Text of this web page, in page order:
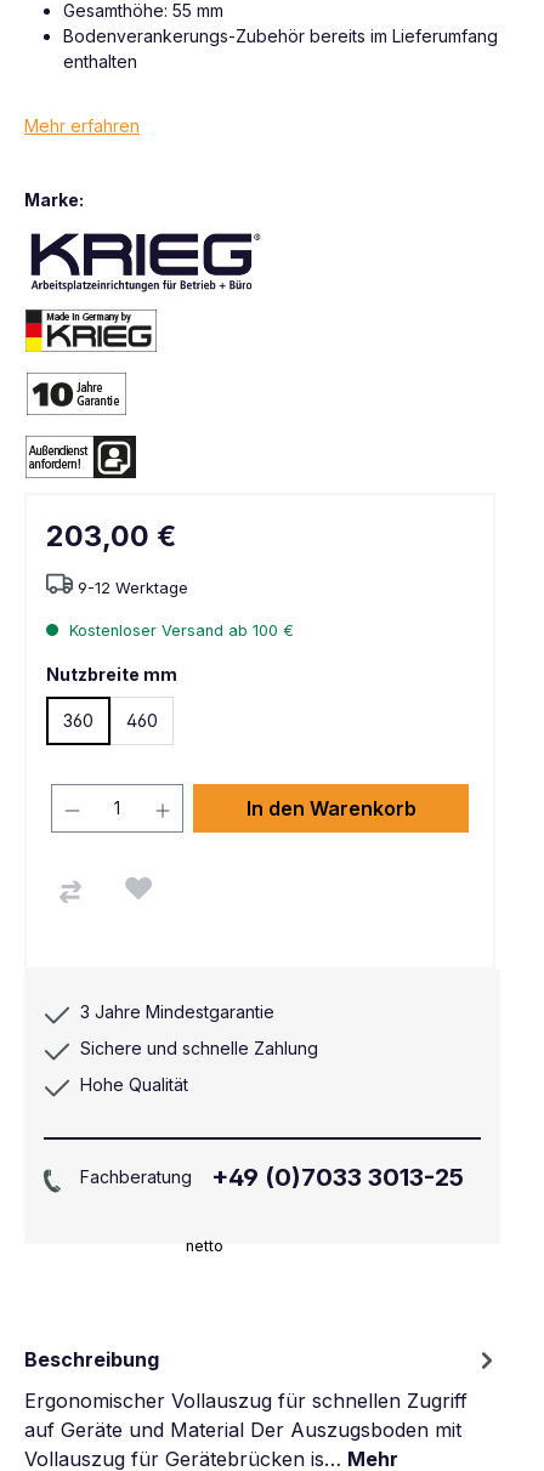
Gesamthöhe: 55 mm
Bodenverankerungs-Zubehör bereits im Lieferumfang
enthalten
Mehr erfahren
Marke:
203,00 €
netto
9-12 Werktage
Kostenloser Versand ab 100 €
Nutzbreite mm
360 460
In den Warenkorb
3 Jahre Mindestgarantie
Sichere und schnelle Zahlung
Hohe Qualität
Fachberatung +49 (0)7033 3013-25
Beschreibung
Ergonomischer Vollauszug für schnellen Zugriff
auf Geräte und Material Der Auszugsboden mit
Vollauszug für Gerätebrücken is… Mehr